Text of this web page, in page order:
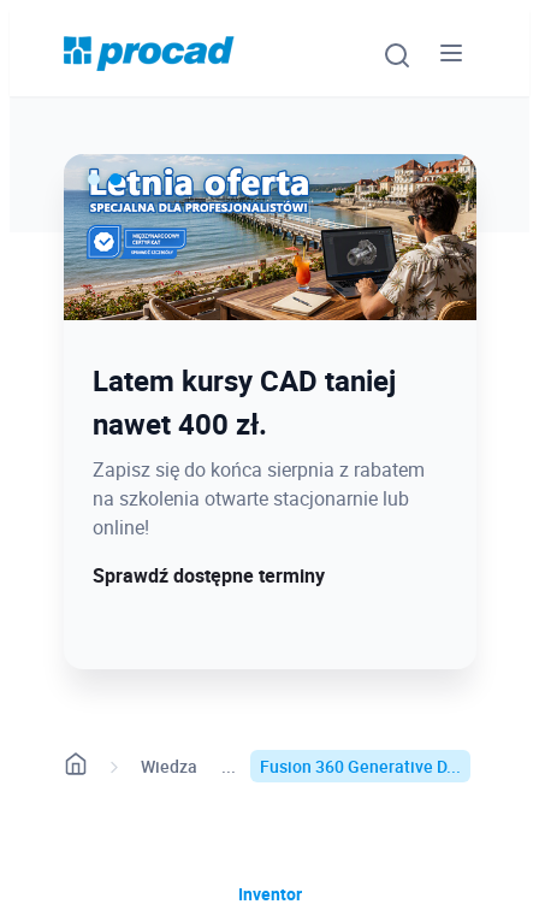
Ostatnie dni promocji Blind
Bird
12.08 o 12:08 zamykamy Blind Bird na
PROCAD EXPO 2026 - dołącz w
najlepszej cenie!
Sprawdź szczegóły!
Latem kursy CAD taniej
nawet 400 zł.
Zapisz się do końca sierpnia z rabatem
na szkolenia otwarte stacjonarnie lub
online!
Sprawdź dostępne terminy
Wiedza Fusion 360 Generative D...
Inventor
Oprogramowanie
Szkolenia
Urządzenia i serwis